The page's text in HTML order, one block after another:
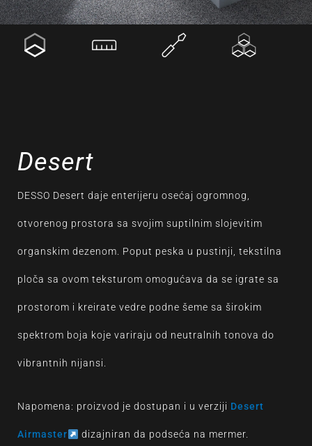
Desert
DESSO Desert daje enterijeru osećaj ogromnog,
otvorenog prostora sa svojim suptilnim slojevitim
organskim dezenom. Poput peska u pustinji, tekstilna
ploča sa ovom teksturom omogućava da se igrate sa
prostorom i kreirate vedre podne šeme sa širokim
spektrom boja koje variraju od neutralnih tonova do
vibrantnih nijansi.
Napomena: proizvod je dostupan i u verziji Desert
Airmaster dizajniran da podseća na mermer.